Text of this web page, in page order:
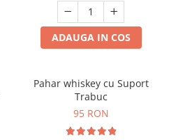
ADAUGA IN COS
Pahar whiskey cu Suport
Trabuc
95 RON